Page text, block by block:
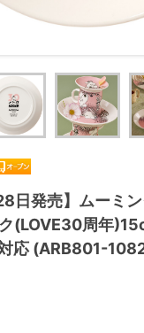
日発売】ムーミ
(LOVE30周年
応 (ARB801-